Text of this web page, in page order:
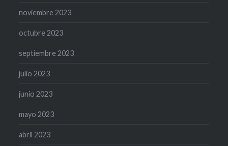
noviembre 2023
octubre 2023
septiembre 2023
julio 2023
junio 2023
mayo 2023
abril 2023